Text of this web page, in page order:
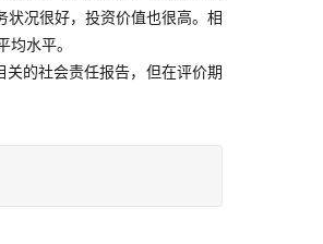
况很好，投资价值也很高。相
水平。
的社会责任报告，但在评价期